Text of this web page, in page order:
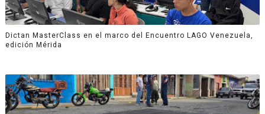
Dictan MasterClass en el marco del Encuentro LAGO Venezuela,
edición Mérida